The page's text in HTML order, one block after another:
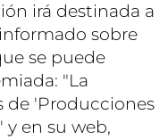
irá destinada a
sobre
se puede
"La
de 'Producciones
y en su web,